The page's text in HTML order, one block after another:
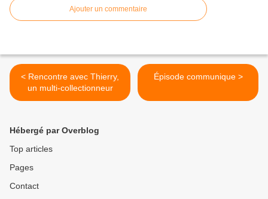
Ajouter un commentaire
< Rencontre avec Thierry,
un multi-collectionneur
Épisode communique >
Hébergé par Overblog
Top articles
Pages
Contact